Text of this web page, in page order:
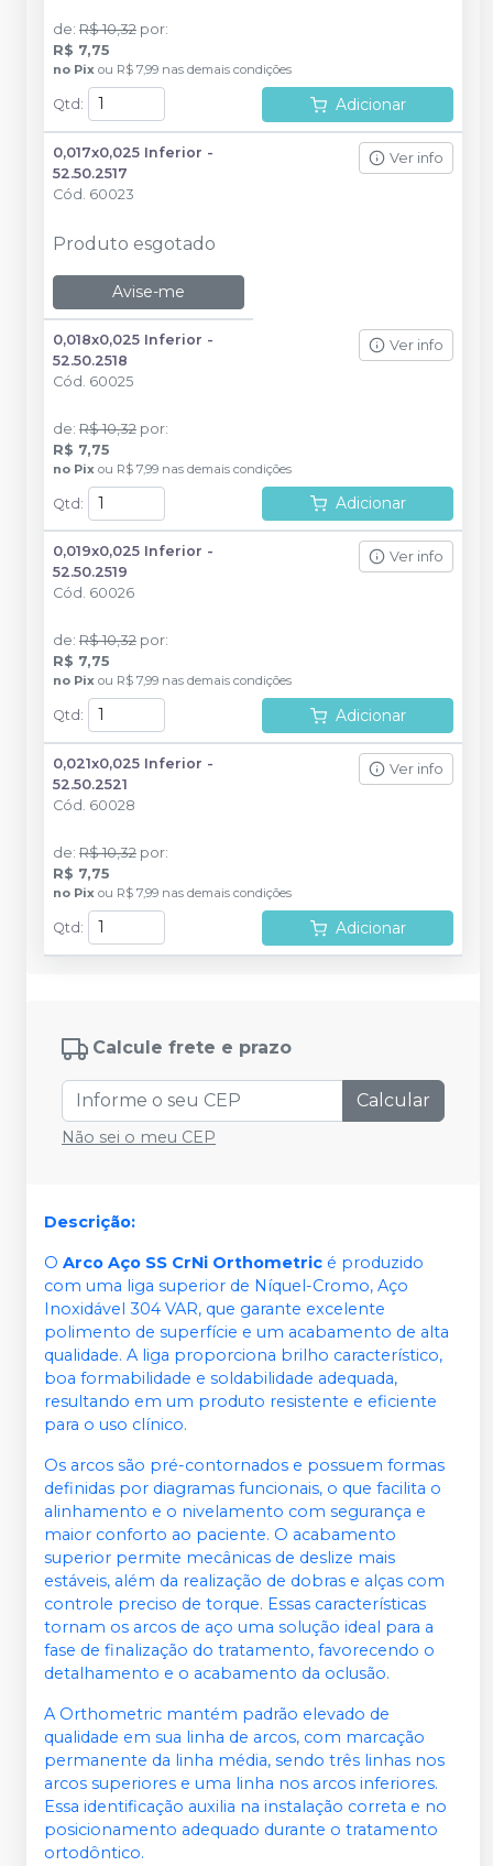
de: R$ 10,32 por:
R$ 7,75
no Pix ou R$ 7,99 nas demais condições
Qtd: Adicionar
0,017x0,025 Inferior -
52.50.2517
Cód. 60023
Ver info
Produto esgotado
Avise-me
0,018x0,025 Inferior -
52.50.2518
Cód. 60025
Ver info
de: R$ 10,32 por:
R$ 7,75
no Pix ou R$ 7,99 nas demais condições
Qtd: Adicionar
0,019x0,025 Inferior -
52.50.2519
Cód. 60026
Ver info
de: R$ 10,32 por:
R$ 7,75
no Pix ou R$ 7,99 nas demais condições
Qtd : Adicionar
0,021x0,025 Inferior -
52.50.2521
Cód. 60028
Ver info
de: R$ 10,32 por:
R$ 7,75
no Pix ou R$ 7,99 nas demais condições
Qtd : Adicionar
Calcule frete e prazo
Calcular
Não sei o meu CEP
Descrição:
O Arco Aço SS CrNi Orthometric é produzido
com uma liga superior de Níquel-Cromo, Aço
Inoxidável 304 VAR, que garante excelente
polimento de superfície e um acabamento de alta
qualidade. A liga proporciona brilho característico,
boa formabilidade e soldabilidade adequada,
resultando em um produto resistente e eficiente
para o uso clínico.
Os arcos são pré-contornados e possuem formas
definidas por diagramas funcionais, o que facilita o
alinhamento e o nivelamento com segurança e
maior conforto ao paciente. O acabamento
superior permite mecânicas de deslize mais
estáveis, além da realização de dobras e alças com
controle preciso de torque. Essas características
tornam os arcos de aço uma solução ideal para a
fase de finalização do tratamento, favorecendo o
detalhamento e o acabamento da oclusão.
A Orthometric mantém padrão elevado de
qualidade em sua linha de arcos, com marcação
permanente da linha média, sendo três linhas nos
arcos superiores e uma linha nos arcos inferiores.
Essa identificação auxilia na instalação correta e no
posicionamento adequado durante o tratamento
ortodôntico.